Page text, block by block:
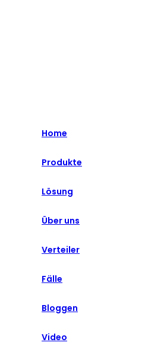
हिन्दी
русский
Español
Home
Produkte
Lösung
Über uns
Verteiler
Fälle
Bloggen
Video